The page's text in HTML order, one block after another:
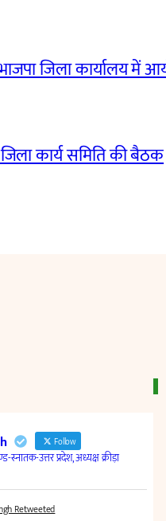
जिला कार्यालय में
कार्य समिति की बैठक